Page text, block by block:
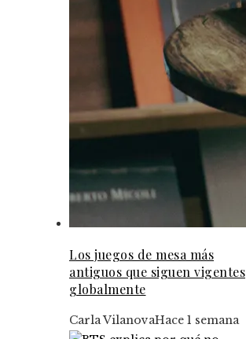
Los juegos de mesa más
antiguos que siguen vigentes
globalmente
Carla VilanovaHace 1 semana